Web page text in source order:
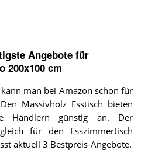
Angebote für
200x100 cm
man bei Amazon schon für
Massivholz Esstisch bieten
Händlern günstig an. Der
für den Esszimmertisch
aktuell 3 Bestpreis-Angebote.